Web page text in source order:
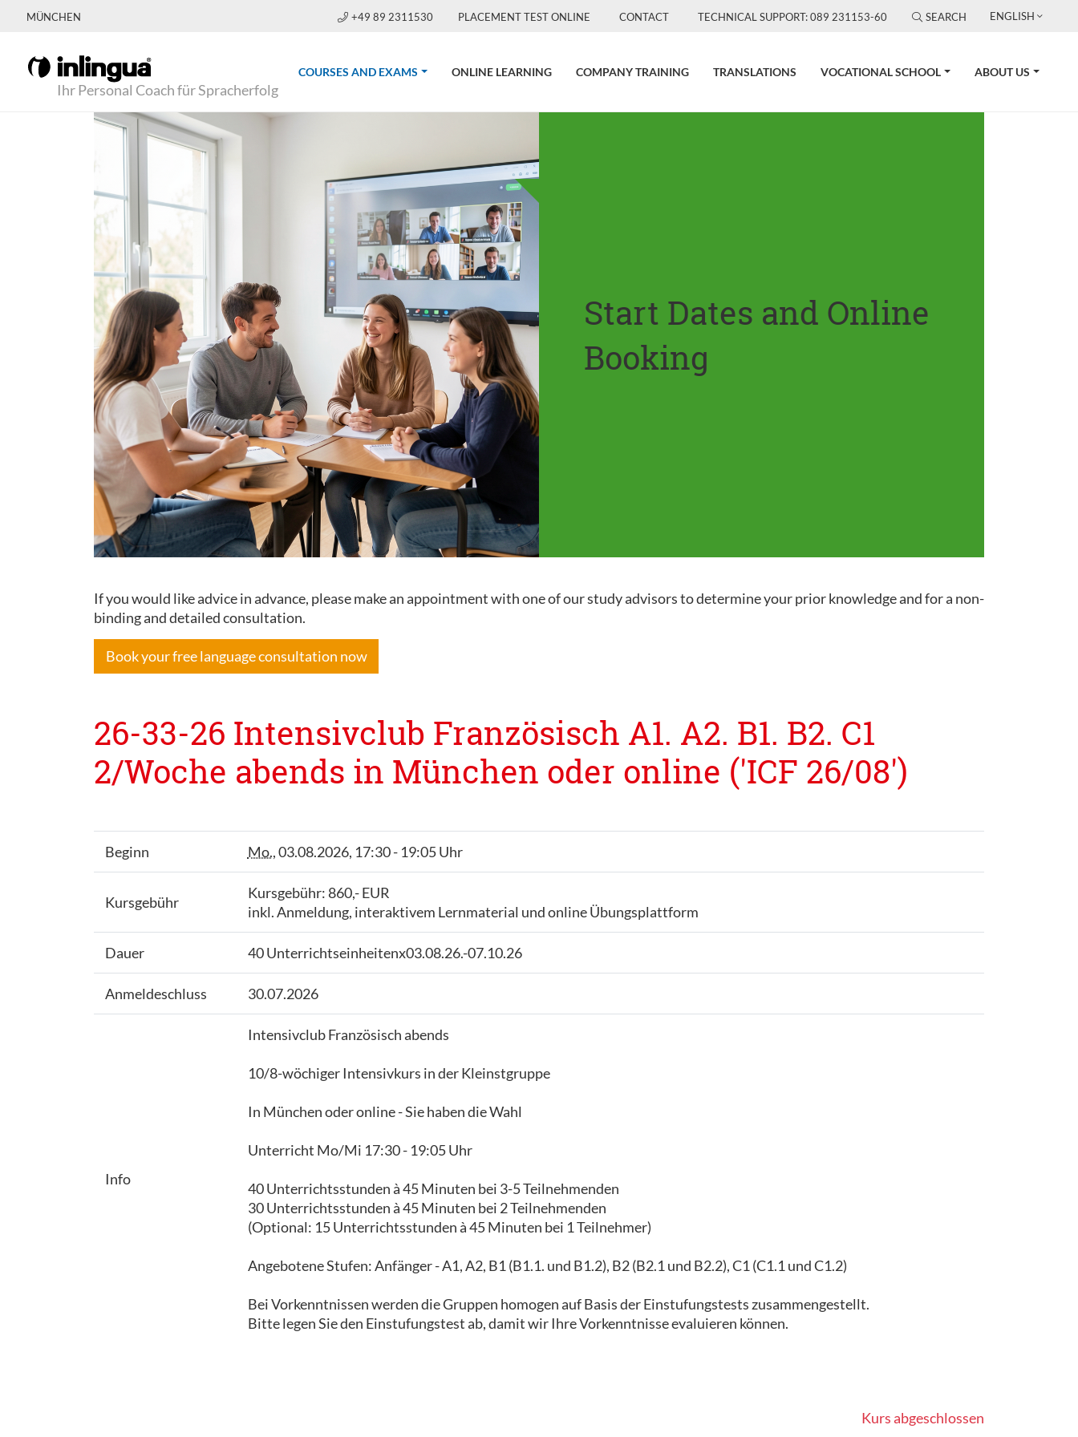
MÜNCHEN +49 89 2311530 PLACEMENT TEST ONLINE CONTACT TECHNICAL SUPPORT: 089 231153-60 SEARCH ENGLISH
Ihr Personal Coach für Spracherfolg
COURSES AND EXAMS (CURRENT)ONLINE LEARNING COMPANY TRAINING TRANSLATIONS VOCATIONAL SCHOOL ABOUT US
Start Dates and Online
Booking
If you would like advice in advance, please make an appointment with one of our study advisors to determine your prior knowledge and for a non-
binding and detailed consultation.
Book your free language consultation now
26-33-26 Intensivclub Französisch A1. A2. B1. B2. C1
2/Woche abends in München oder online ('ICF 26/08')
Beginn Mo., 03.08.2026, 17:30 - 19:05 Uhr
Kursgebühr
Kursgebühr: 860,- EUR
inkl. Anmeldung, interaktivem Lernmaterial und online Übungsplattform
Dauer 40 Unterrichtseinheitenx03.08.26.-07.10.26
Anmeldeschluss 30.07.2026
Info
Intensivclub Französisch abends
10/8-wöchiger Intensivkurs in der Kleinstgruppe
In München oder online - Sie haben die Wahl
Unterricht Mo/Mi 17:30 - 19:05 Uhr
40 Unterrichtsstunden à 45 Minuten bei 3-5 Teilnehmenden
30 Unterrichtsstunden à 45 Minuten bei 2 Teilnehmenden
(Optional: 15 Unterrichtsstunden à 45 Minuten bei 1 Teilnehmer)
Angebotene Stufen: Anfänger - A1, A2, B1 (B1.1. und B1.2), B2 (B2.1 und B2.2), C1 (C1.1 und C1.2)
Bei Vorkenntnissen werden die Gruppen homogen auf Basis der Einstufungstests zusammengestellt.
Bitte legen Sie den Einstufungstest ab, damit wir Ihre Vorkenntnisse evaluieren können.
Kurs abgeschlossen